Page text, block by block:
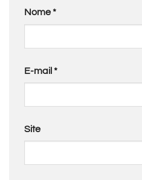
Nome*
E-mail*
Site